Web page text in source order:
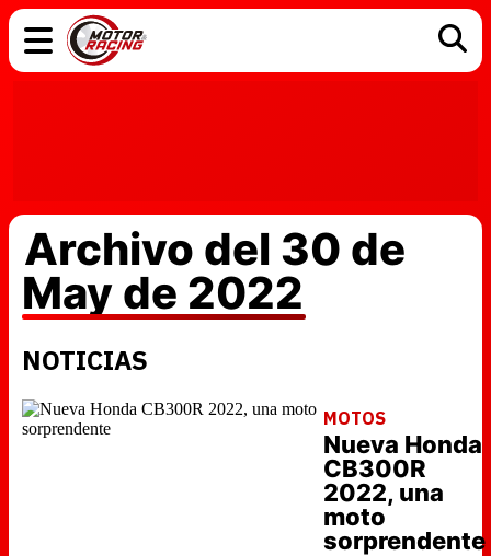
Archivo del 30 de
May de 2022
NOTICIAS
MOTOS
Nueva Honda
CB300R
2022, una
moto
sorprendente